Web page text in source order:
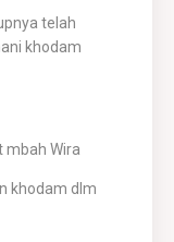
telah
khodam
mbah Wira
khodam dlm